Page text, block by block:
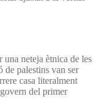
una neteja ètnica de les
de palestins van ser
casa literalment
del primer